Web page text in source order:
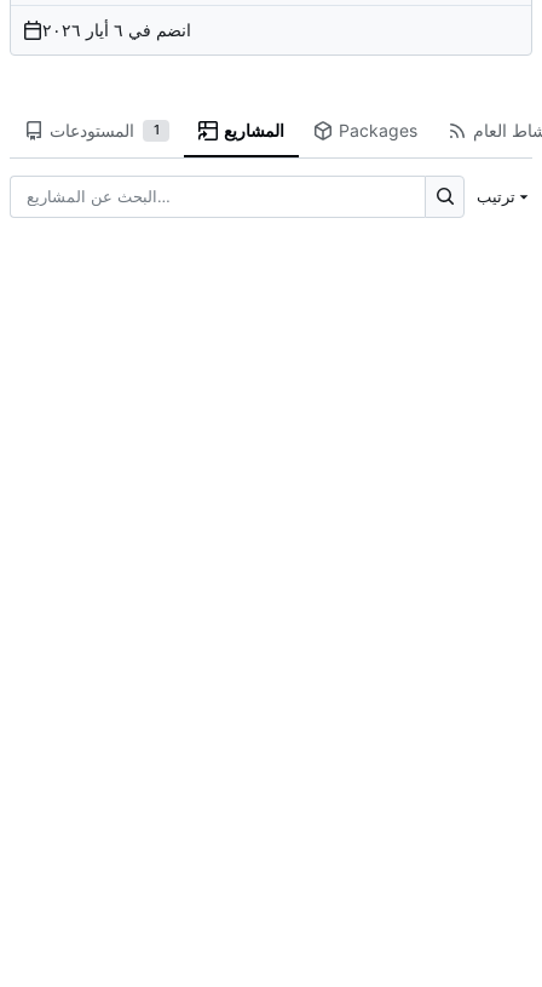
انضم في
المستودعات 1 المشاريع Packages العام
ترتيب